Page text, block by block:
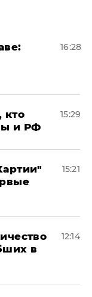
16:28
кто
и РФ
15:29
15:21
в
12:14